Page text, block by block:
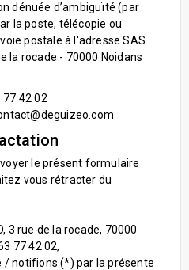
dénuée d’ambiguïté (par
la poste, télécopie ou
postale à l'adresse SAS
la rocade - 70000 Noidans
42 02
le présent formulaire
vous rétracter du
3 rue de la rocade, 70000
77 42 02,
/ notifions (*) par la présente